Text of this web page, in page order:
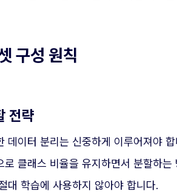
구성 원칙
전략
데이터 분리는 신중하게 이루어져야
로 클래스 비율을 유지하면서 분할하
대 학습에 사용하지 않아야 합니다.